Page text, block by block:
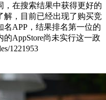
，在搜索结果中获得更好的
解，目前已经出现了购买竞
APP，结果排名第一位的
AppStore尚未实行这一政
1221953